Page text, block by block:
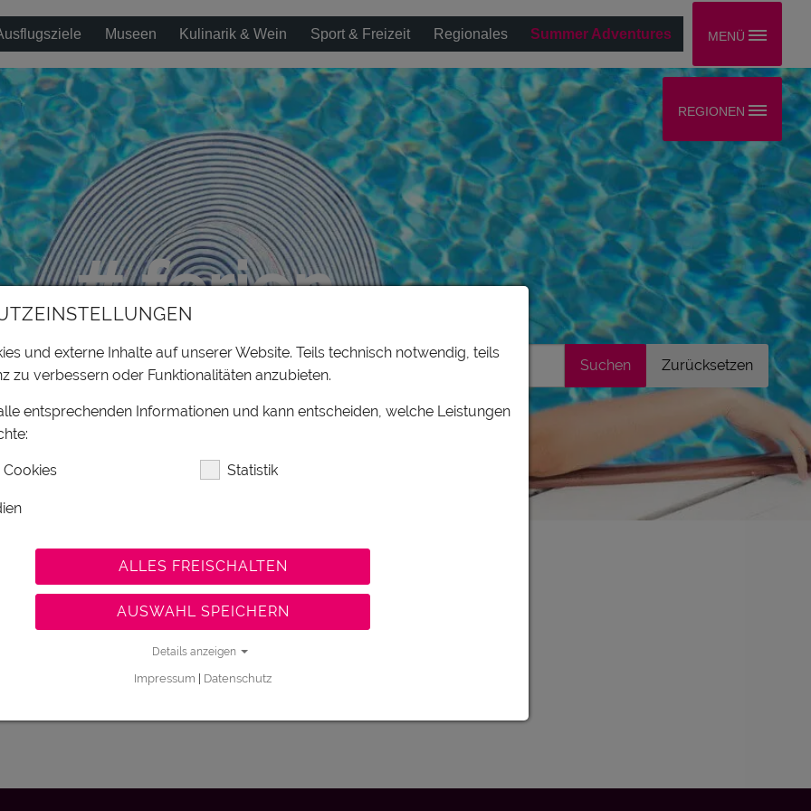
Museen Kulinarik & Wein Sport & Freizeit Regionales Summer Adventures
REGIONEN
MENÜ
# ferien
Filter
Karte
Dachstein
und externe Inhalte auf unserer Website. Teils technisch notwendig, teils
zu verbessern oder Funktionalitäten anzubieten.
entsprechenden Informationen und kann entscheiden, welche Leistungen
Statistik
ALLES FREISCHALTEN
AUSWAHL SPEICHERN
Details anzeigen
Impressum | Datenschutz